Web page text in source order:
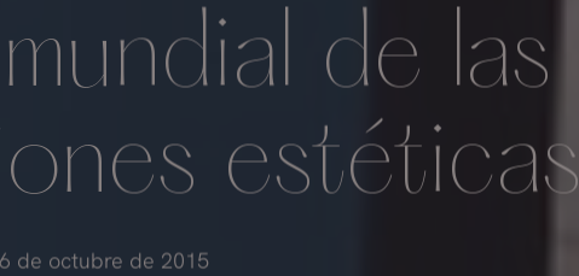
de las
estéticas
de octubre de 2015